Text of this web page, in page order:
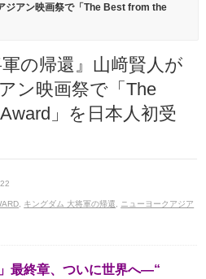
ジアン映画祭で「The Best from the
の帰還』山﨑賢人が
ン映画祭で「The
」を日本人初受
キングダム 大将軍の帰還
ニューヨークアジア
最終章、ついに世界へ―“